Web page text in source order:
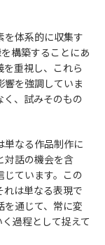
を体系的に収集す
構築することにあ
重視し、これら
響を強調していま
、試みそのもの
単なる作品制作に
対話の機会を含
じています。この
れは単なる表現で
を通じて、常に変
過程として捉えて